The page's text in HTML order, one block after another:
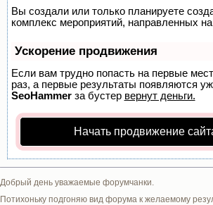
Вы создали или только планируете
комплекс мероприятий, направленных
Ускорение продвижения
Если вам трудно попасть на первые
раз, а первые результаты появляются
SeoHammerза бустер вернут деньги.
Начать продвижение
Добрый день уважаемые форумчанки.
Потихоньку подгоняю вид форума к желаемому